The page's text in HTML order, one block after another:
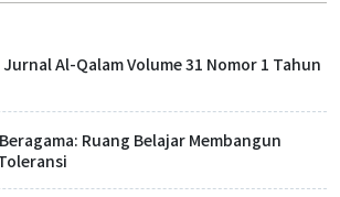
Al-Qalam Volume 31 Nomor 1 Tahun
Ruang Belajar Membangun